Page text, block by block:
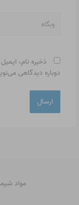
ذخیره نام،
دوباره دیدگاهی
مواد